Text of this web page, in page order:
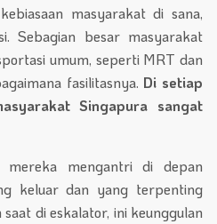
masyarakat di sana,
Sebagian besar masyarakat
umum, seperti MRT dan
fasilitasnya. Di setiap
Singapura sangat
mereka mengantri di depan
keluar dan yang terpenting
di eskalator, ini keunggulan